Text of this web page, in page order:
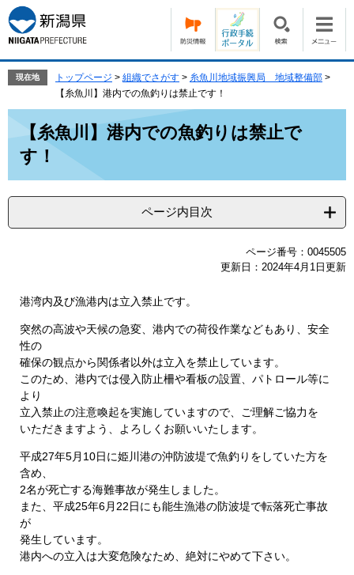
ー
ジ
の
で
ニ
ュ
ー
ば
現在地 トップページ > 組織でさがす > 糸魚川地域振興局 地域整備部 >
【糸魚川】港内での魚釣りは禁止です！
【糸魚川】港内での魚釣りは禁止で
す！
ページ内目次
ページ番号：0045505
更新日：2024年4月1日更新
港湾内及び漁港内は立入禁止です。
突然の高波や天候の急変、港内での荷役作業などもあり、安全
性の
確保の観点から関係者以外は立入を禁止しています。
このため、港内では侵入防止柵や看板の設置、パトロール等に
より
立入禁止の注意喚起を実施していますので、ご理解ご協力を
いただきますよう、よろしくお願いいたします。
平成27年5月10日に姫川港の沖防波堤で魚釣りをしていた方を
含め、
2名が死亡する海難事故が発生しました。
また、平成25年6月22日にも能生漁港の防波堤で転落死亡事故
が
発生しています。
港内への立入は大変危険なため、絶対にやめて下さい。